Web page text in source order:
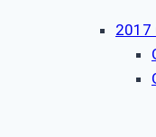
2017